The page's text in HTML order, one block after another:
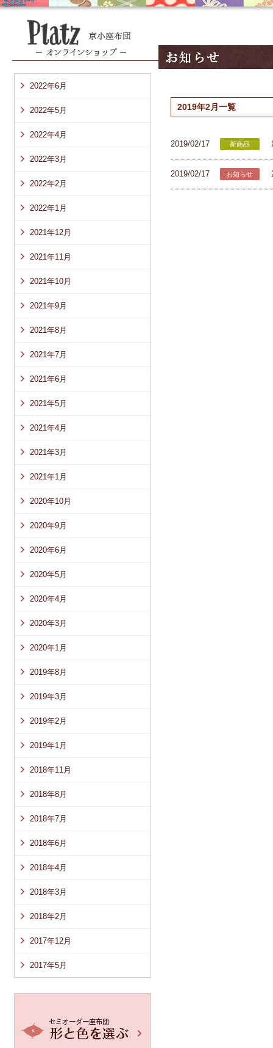
2022年6月
2022年5月
2022年4月
2022年3月
2022年2月
2022年1月
2021年12月
2021年11月
2021年10月
2021年9月
2021年8月
2021年7月
2021年6月
2021年5月
2021年4月
2021年3月
2021年1月
2020年10月
2020年9月
2020年6月
2020年5月
2020年4月
2020年3月
2020年1月
2019年8月
2019年3月
2019年2月
2019年1月
2018年11月
2018年8月
2018年7月
2018年6月
2018年4月
2018年3月
2018年2月
2017年12月
2017年5月
2019年2月一覧
2019/02/17 新商品
2019/02/17 お知らせ